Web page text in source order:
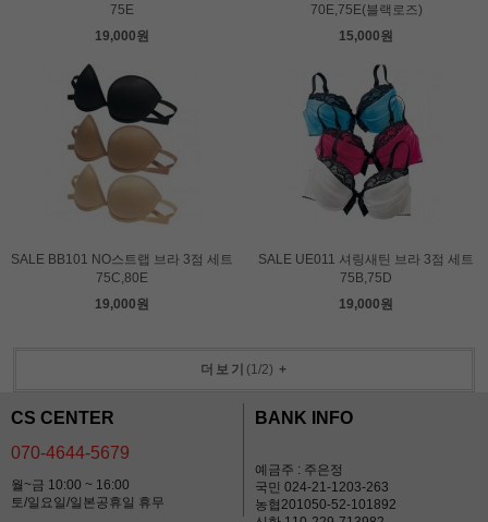
75E
19,000원
70E,75E(블랙로즈)
15,000원
SALE BB101 NO스트랩 브라 3점 세트
75C,80E
19,000원
SALE UE011 셔링새틴 브라 3점 세트
75B,75D
19,000원
더보기 (1/2) +
CS CENTER
070-4644-5679
월~금 10:00 ~ 16:00
토/일요일/일본공휴일 휴무
BANK INFO
예금주 : 주은정
국민 024-21-1203-263
농협201050-52-101892